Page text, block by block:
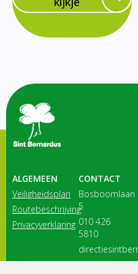
ALGEMEEN
Veiligheidsplan
Routebeschrijving
Privacyverklaring
CONTACT
Bosboomlaan
5
010 426
5810
3116 JB